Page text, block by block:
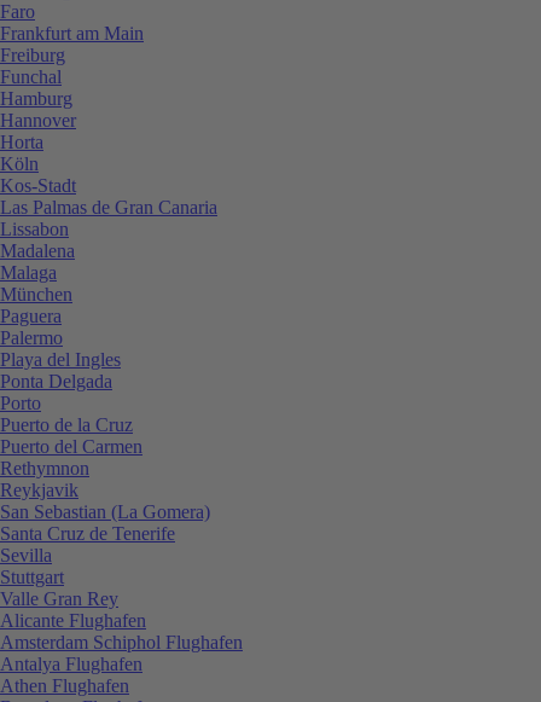
Faro
Frankfurt am Main
Freiburg
Funchal
Hamburg
Hannover
Horta
Köln
Kos-Stadt
Las Palmas de Gran Canaria
Lissabon
Madalena
Malaga
München
Paguera
Palermo
Playa del Ingles
Ponta Delgada
Porto
Puerto de la Cruz
Puerto del Carmen
Rethymnon
Reykjavik
San Sebastian (La Gomera)
Santa Cruz de Tenerife
Sevilla
Stuttgart
Valle Gran Rey
Alicante Flughafen
Amsterdam Schiphol Flughafen
Antalya Flughafen
Athen Flughafen